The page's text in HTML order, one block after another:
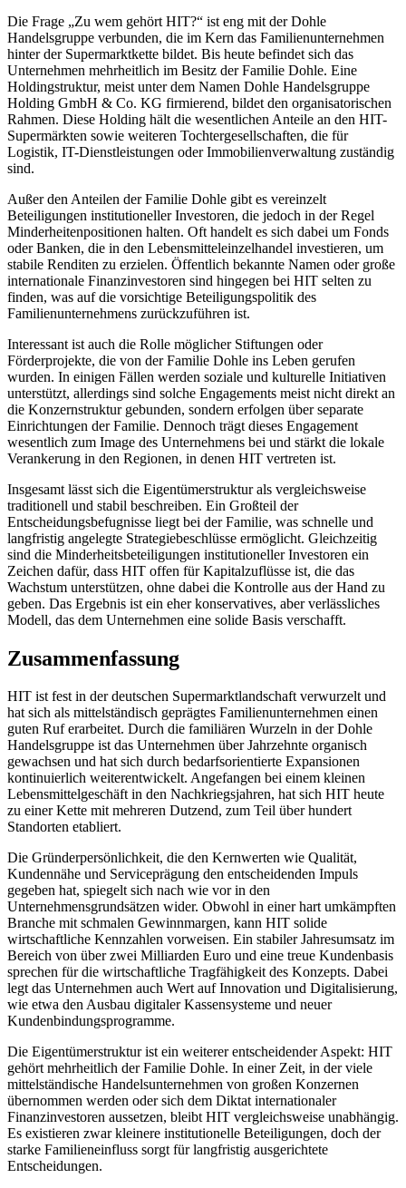
Die Frage „Zu wem gehört HIT?“ ist eng mit der Dohle
Handelsgruppe verbunden, die im Kern das Familienunternehmen
hinter der Supermarktkette bildet. Bis heute befindet sich das
Unternehmen mehrheitlich im Besitz der Familie Dohle. Eine
Holdingstruktur, meist unter dem Namen Dohle Handelsgruppe
Holding GmbH & Co. KG firmierend, bildet den organisatorischen
Rahmen. Diese Holding hält die wesentlichen Anteile an den HIT-
Supermärkten sowie weiteren Tochtergesellschaften, die für
Logistik, IT-Dienstleistungen oder Immobilienverwaltung zuständig
sind.
Außer den Anteilen der Familie Dohle gibt es vereinzelt
Beteiligungen institutioneller Investoren, die jedoch in der Regel
Minderheitenpositionen halten. Oft handelt es sich dabei um Fonds
oder Banken, die in den Lebensmitteleinzelhandel investieren, um
stabile Renditen zu erzielen. Öffentlich bekannte Namen oder große
internationale Finanzinvestoren sind hingegen bei HIT selten zu
finden, was auf die vorsichtige Beteiligungspolitik des
Familienunternehmens zurückzuführen ist.
Interessant ist auch die Rolle möglicher Stiftungen oder
Förderprojekte, die von der Familie Dohle ins Leben gerufen
wurden. In einigen Fällen werden soziale und kulturelle Initiativen
unterstützt, allerdings sind solche Engagements meist nicht direkt an
die Konzernstruktur gebunden, sondern erfolgen über separate
Einrichtungen der Familie. Dennoch trägt dieses Engagement
wesentlich zum Image des Unternehmens bei und stärkt die lokale
Verankerung in den Regionen, in denen HIT vertreten ist.
Insgesamt lässt sich die Eigentümerstruktur als vergleichsweise
traditionell und stabil beschreiben. Ein Großteil der
Entscheidungsbefugnisse liegt bei der Familie, was schnelle und
langfristig angelegte Strategiebeschlüsse ermöglicht. Gleichzeitig
sind die Minderheitsbeteiligungen institutioneller Investoren ein
Zeichen dafür, dass HIT offen für Kapitalzuflüsse ist, die das
Wachstum unterstützen, ohne dabei die Kontrolle aus der Hand zu
geben. Das Ergebnis ist ein eher konservatives, aber verlässliches
Modell, das dem Unternehmen eine solide Basis verschafft.
Zusammenfassung
HIT ist fest in der deutschen Supermarktlandschaft verwurzelt und
hat sich als mittelständisch geprägtes Familienunternehmen einen
guten Ruf erarbeitet. Durch die familiären Wurzeln in der Dohle
Handelsgruppe ist das Unternehmen über Jahrzehnte organisch
gewachsen und hat sich durch bedarfsorientierte Expansionen
kontinuierlich weiterentwickelt. Angefangen bei einem kleinen
Lebensmittelgeschäft in den Nachkriegsjahren, hat sich HIT heute
zu einer Kette mit mehreren Dutzend, zum Teil über hundert
Standorten etabliert.
Die Gründerpersönlichkeit, die den Kernwerten wie Qualität,
Kundennähe und Serviceprägung den entscheidenden Impuls
gegeben hat, spiegelt sich nach wie vor in den
Unternehmensgrundsätzen wider. Obwohl in einer hart umkämpften
Branche mit schmalen Gewinnmargen, kann HIT solide
wirtschaftliche Kennzahlen vorweisen. Ein stabiler Jahresumsatz im
Bereich von über zwei Milliarden Euro und eine treue Kundenbasis
sprechen für die wirtschaftliche Tragfähigkeit des Konzepts. Dabei
legt das Unternehmen auch Wert auf Innovation und Digitalisierung,
wie etwa den Ausbau digitaler Kassensysteme und neuer
Kundenbindungsprogramme.
Die Eigentümerstruktur ist ein weiterer entscheidender Aspekt: HIT
gehört mehrheitlich der Familie Dohle. In einer Zeit, in der viele
mittelständische Handelsunternehmen von großen Konzernen
übernommen werden oder sich dem Diktat internationaler
Finanzinvestoren aussetzen, bleibt HIT vergleichsweise unabhängig.
Es existieren zwar kleinere institutionelle Beteiligungen, doch der
starke Familieneinfluss sorgt für langfristig ausgerichtete
Entscheidungen.